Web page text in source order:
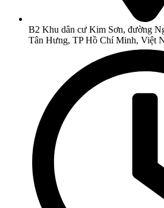
B2 Khu dân cư Kim Sơn, đường
Tân Hưng, TP Hồ Chí Minh, Việt